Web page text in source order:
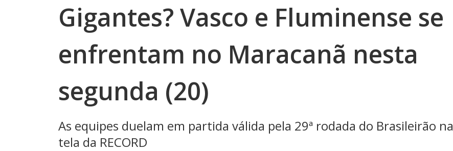
Gigantes? Vasco e Fluminense se
enfrentam no Maracanã nesta
segunda (20)
As equipes duelam em partida válida pela 29ª rodada do Brasileirão na
tela da RECORD